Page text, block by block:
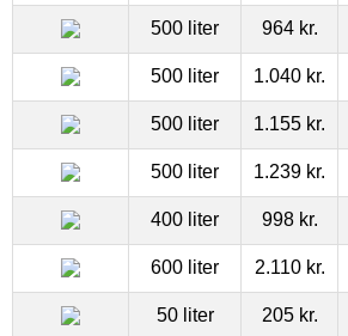
500 liter 964 kr.
500 liter 1.040 kr.
500 liter 1.155 kr.
500 liter 1.239 kr.
400 liter 998 kr.
600 liter 2.110 kr.
50 liter 205 kr.